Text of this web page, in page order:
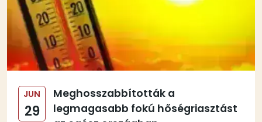
JUN
29
Meghosszabbították a
legmagasabb fokú hőségriasztást